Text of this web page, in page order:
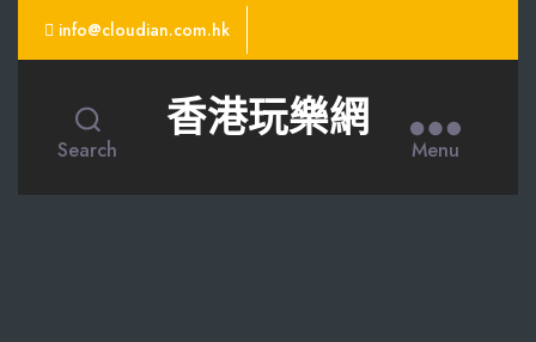
info@cloudian.com.hk
Search
香港玩樂網
Menu